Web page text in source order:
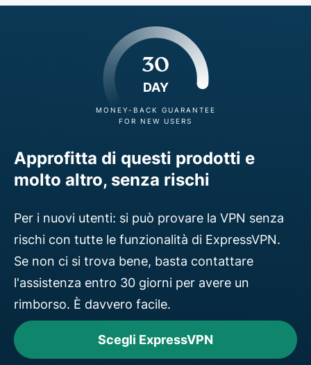
30
DAY
MONEY-BACK GUARANTEE
FOR NEW USERS
Approfitta di questi prodotti e
molto altro, senza rischi
Per i nuovi utenti: si può provare la VPN senza
rischi con tutte le funzionalità di ExpressVPN.
Se non ci si trova bene, basta contattare
l'assistenza entro 30 giorni per avere un
rimborso. È davvero facile.
Scegli ExpressVPN